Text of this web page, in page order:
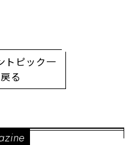
トピック一
る